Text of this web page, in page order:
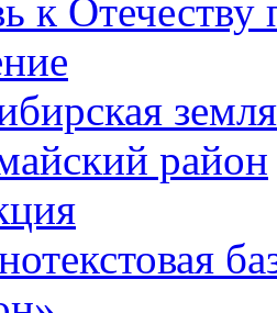
к Отечеству
земля
район